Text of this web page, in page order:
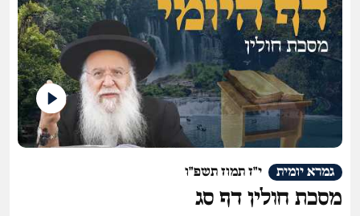
י"ז תמוז תשפ"ו גמרא יומית
מסכת חולין דף סג